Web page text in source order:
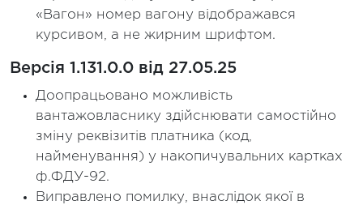
«Вагон» номер вагону відображався
курсивом, а не жирним шрифтом.
Версія 1.131.0.0 від 27.05.25
Доопрацьовано можливість
вантажовласнику здійснювати самостійно
зміну реквізитів платника (код,
найменування) у накопичувальних картках
ф.ФДУ-92.
Виправлено помилку, внаслідок якої в